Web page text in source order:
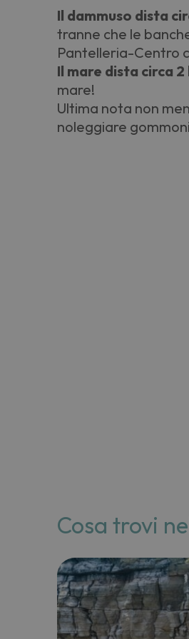
Il dammuso dista
tranne che le
Pantelleria-Centro
Il mare dista circa 2
mare!
Ultima nota non
noleggiare
Cosa trovi